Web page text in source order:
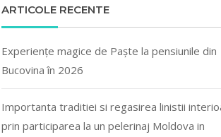
ARTICOLE RECENTE
Experiențe magice de Paște la pensiunile din
Bucovina în 2026
Importanta traditiei si regasirea linistii
prin participarea la un pelerinaj Moldova in